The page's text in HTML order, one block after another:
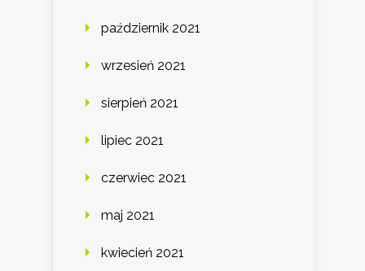
październik 2021
wrzesień 2021
sierpień 2021
lipiec 2021
czerwiec 2021
maj 2021
kwiecień 2021